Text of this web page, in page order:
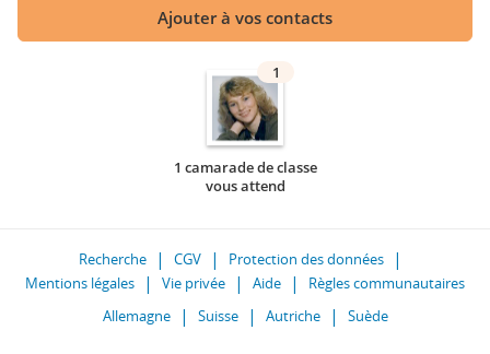
Ajouter à vos contacts
1
1 camarade de classe
vous attend
Recherche CGV
Protection des données
Mentions légales
Vie privée Aide
Règles communautaires
Allemagne
Suisse Autriche Suède